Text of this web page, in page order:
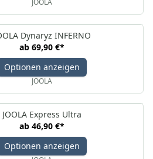
Dynaryz INFERNO
ab 69,90 €*
Optionen anzeigen
JOOLA
JOOLA Express Ultra
ab 46,90 €*
Optionen anzeigen